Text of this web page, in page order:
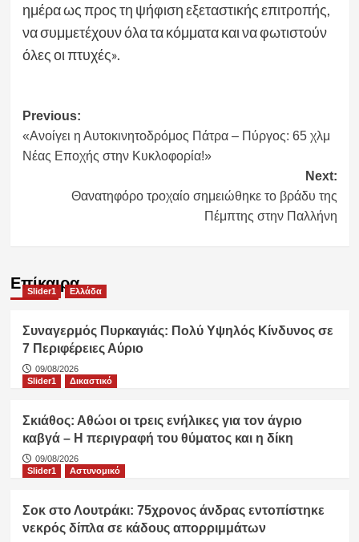
ημέρα ως προς τη ψήφιση εξεταστικής επιτροπής,
να συμμετέχουν όλα τα κόμματα και να φωτιστούν
όλες οι πτυχές».
Post
navigation
Previous:
«Ανοίγει η Αυτοκινητοδρόμος Πάτρα – Πύργος: 65 χλμ
Νέας Εποχής στην Κυκλοφορία!»
Next:
Θανατηφόρο τροχαίο σημειώθηκε το βράδυ της
Πέμπτης στην Παλλήνη
Επίκαιρα
Slider1 Ελλάδα
Συναγερμός Πυρκαγιάς: Πολύ Υψηλός Κίνδυνος σε
7 Περιφέρειες Αύριο
09/08/2026
Slider1
Δικαστικό
Σκιάθος: Αθώοι οι τρεις ενήλικες για τον άγριο
καβγά – Η περιγραφή του θύματος και η δίκη
09/08/2026
Slider1
Αστυνομικό
Σοκ στο Λουτράκι: 75χρονος άνδρας εντοπίστηκε
νεκρός δίπλα σε κάδους απορριμμάτων